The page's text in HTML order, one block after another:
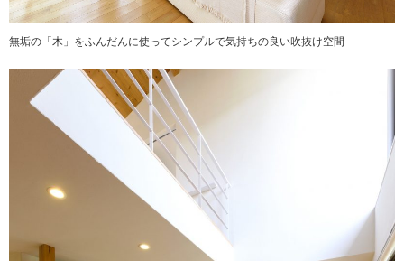
無垢の「木」をふんだんに使ってシンプルで気持ちの良い吹抜け空間